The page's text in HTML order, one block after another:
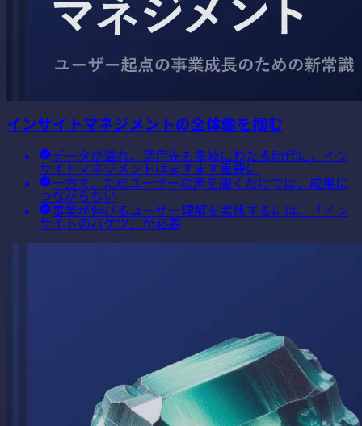
インサイトマネジメントの全体像を掴む
データが溢れ、活用先も多岐にわたる時代に、イン
サイトマネジメントはますます重要に
一方で、ただユーザーの声を聞くだけでは、成果に
つながらない
事業が伸びるユーザー理解を実践するには、「イン
サイトのバケツ」が必要